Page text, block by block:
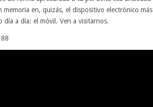
en, quizás, el dispositivo electrónico más
a día: el móvil. Ven a visitarnos.